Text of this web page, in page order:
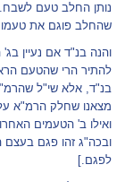
נותן החלב טעם לשבח.
שהחלב פוגם את
והנה בנ"ד אם נעיין
להתיר הרי שהטעם
בנ"ד, אלא שי"ל
מצאנו שחלק הרמ"א על
ואילו ב' הטעמים
ובכה"ג זהו פגם בעצם
לפגם.]